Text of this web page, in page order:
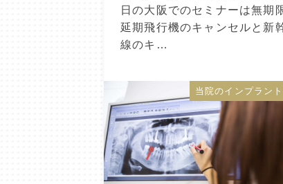
日の大阪でのセミナーは無期
延期飛行機のキャンセルと新
線のキ…
当院のインプラン